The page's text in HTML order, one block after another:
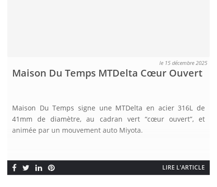
le 15 décembre 2025
Maison Du Temps MTDelta Cœur Ouvert
Maison Du Temps signe une MTDelta en acier 316L de
41mm de diamètre, au cadran vert “cœur ouvert”, et
animée par un mouvement auto Miyota.
LIRE L'ARTICLE